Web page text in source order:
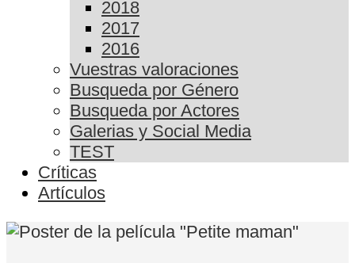
2018
2017
2016
Vuestras valoraciones
Busqueda por Género
Busqueda por Actores
Galerias y Social Media
TEST
Críticas
Artículos